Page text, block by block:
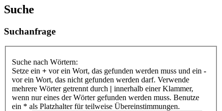
Suche
Suchanfrage
Suche nach Wörtern:
Setze ein + vor ein Wort, das gefunden werden muss und ein -
vor ein Wort, das nicht gefunden werden darf. Verwende
mehrere Wörter getrennt durch | innerhalb einer Klammer,
wenn nur eines der Wörter gefunden werden muss. Benutze
ein * als Platzhalter für teilweise Übereinstimmungen.